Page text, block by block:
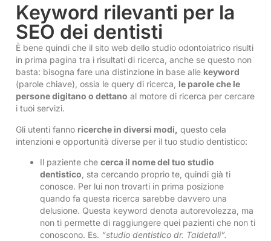
Keyword rilevanti per la
SEO dei dentisti
È bene quindi che il sito web dello studio odontoiatrico risulti
in prima pagina tra i risultati di ricerca, anche se questo non
basta: bisogna fare una distinzione in base alle keyword
(parole chiave), ossia le query di ricerca, le parole che le
persone digitano o dettano al motore di ricerca per cercare
i tuoi servizi.
Gli utenti fanno ricerche in diversi modi, questo cela
intenzioni e opportunità diverse per il tuo studio dentistico:
Il paziente che cerca il nome del tuo studio
dentistico , sta cercando proprio te, quindi già ti
conosce. Per lui non trovarti in prima posizione
quando fa questa ricerca sarebbe davvero una
delusione. Questa keyword denota autorevolezza, ma
non ti permette di raggiungere quei pazienti che non ti
conoscono. Es. “studio dentistico dr. Taldetali”.